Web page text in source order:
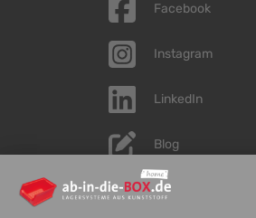
Facebook
Instagram
LinkedIn
Blog
YouTube